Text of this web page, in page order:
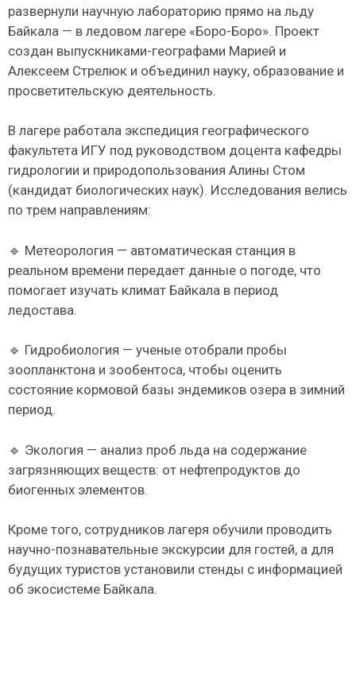
развернули научную лабораторию прямо на льду
Байкала — в ледовом лагере «Боро-Боро». Проект
создан выпускниками-географами Марией и
Алексеем Стрелюк и объединил науку, образование и
просветительскую деятельность.
В лагере работала экспедиция географического
факультета ИГУ под руководством доцента кафедры
гидрологии и природопользования Алины Стом
(кандидат биологических наук). Исследования велись
по трем направлениям:
🔹 Метеорология — автоматическая станция в
реальном времени передает данные о погоде, что
помогает изучать климат Байкала в период
ледостава.
🔹 Гидробиология — ученые отобрали пробы
зоопланктона и зообентоса, чтобы оценить
состояние кормовой базы эндемиков озера в зимний
период.
🔹 Экология — анализ проб льда на содержание
загрязняющих веществ: от нефтепродуктов до
биогенных элементов.
Кроме того, сотрудников лагеря обучили проводить
научно-познавательные экскурсии для гостей, а для
будущих туристов установили стенды с информацией
об экосистеме Байкала.